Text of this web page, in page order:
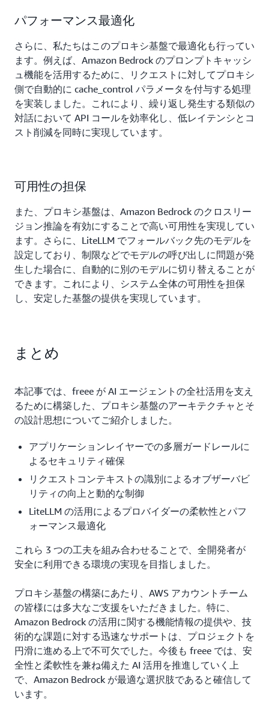
パフォーマンス最適化
さらに、私たちはこのプロキシ基盤で最適化も行ってい
ます。例えば、Amazon Bedrock のプロンプトキャッシ
ュ機能を活用するために、リクエストに対してプロキシ
側で自動的に cache_control パラメータを付与する処理
を実装しました。これにより、繰り返し発生する類似の
対話において API コールを効率化し、低レイテンシとコ
スト削減を同時に実現しています。
可用性の担保
また、プロキシ基盤は、Amazon Bedrock のクロスリー
ジョン推論を有効にすることで高い可用性を実現してい
ます。さらに、LiteLLM でフォールバック先のモデルを
設定しており、制限などでモデルの呼び出しに問題が発
生した場合に、自動的に別のモデルに切り替えることが
できます。これにより、システム全体の可用性を担保
し、安定した基盤の提供を実現しています。
まとめ
本記事では、freee が AI エージェントの全社活用を支え
るために構築した、プロキシ基盤のアーキテクチャとそ
の設計思想についてご紹介しました。
アプリケーションレイヤーでの多層ガードレールに
よるセキュリティ確保
リクエストコンテキストの識別によるオブザーバビ
リティの向上と動的な制御
LiteLLM の活用によるプロバイダーの柔軟性とパフ
ォーマンス最適化
これら 3 つの工夫を組み合わせることで、全開発者が
安全に利用できる環境の実現を目指しました。
プロキシ基盤の構築にあたり、AWS アカウントチーム
の皆様には多大なご支援をいただきました。特に、
Amazon Bedrock の活用に関する機能情報の提供や、技
術的な課題に対する迅速なサポートは、プロジェクトを
円滑に進める上で不可欠でした。今後も freee では、安
全性と柔軟性を兼ね備えた AI 活用を推進していく上
で、Amazon Bedrock が最適な選択肢であると確信して
います。